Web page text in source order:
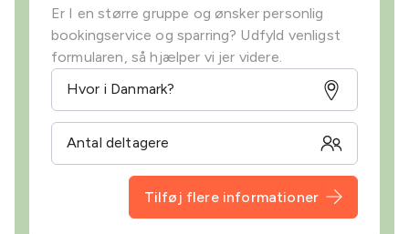
Er I en større gruppe og ønsker personlig
bookingservice og sparring? Udfyld venligst
formularen, så hjælper vi jer videre.
Tilføj flere informationer